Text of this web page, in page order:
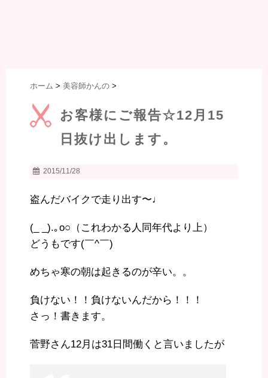
ホーム > 美容師かんの >
お客様にご報告☆12月15
日抜け出します。
2015/11/28
盗んだバイクで走り出す〜♩
(_ _).｡o○（これわかる人同年代より上）
どうもです(￣^￣)ゞ
めちゃ寒の朝は起きるのが辛い。。
負けない！！負けないんだから！！！
さっ！書きます。
菅野さん12月は31日間働くと言いましたが